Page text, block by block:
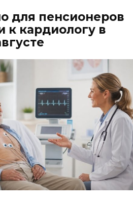
для пенсионеров
к кардиологу в